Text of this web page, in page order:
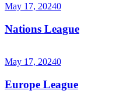
May 17, 20240
Nations League
May 17, 20240
Europe League